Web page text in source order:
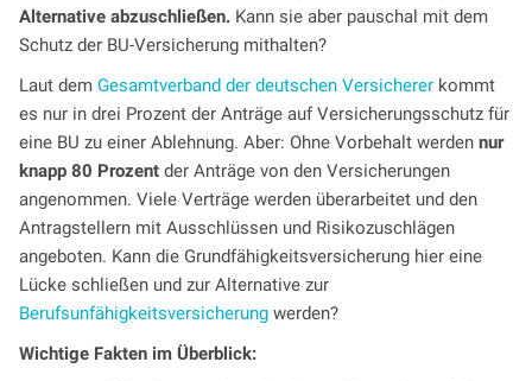
Alternative abzuschließen.Kann sie aber pauschal mit dem
Schutz der BU-Versicherung mithalten?
Laut dem Gesamtverband der deutschen Versichererkommt
es nur in drei Prozent der Anträge auf Versicherungsschutz für
eine BU zu einer Ablehnung. Aber: Ohne Vorbehalt werden nur
knapp 80 Prozentder Anträge von den Versicherungen
angenommen. Viele Verträge werden überarbeitet und den
Antragstellern mit Ausschlüssen und Risikozuschlägen
angeboten. Kann die Grundfähigkeitsversicherung hier eine
Lücke schließen und zur Alternative zur
Berufsunfähigkeitsversicherungwerden?
Wichtige Fakten im Überblick: